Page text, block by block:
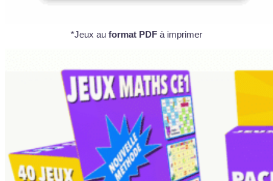
*Jeux au format PDF à imprimer